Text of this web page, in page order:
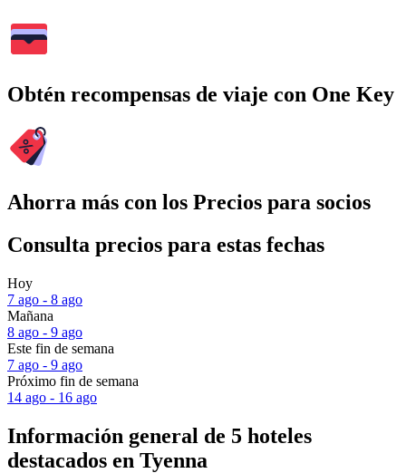
Obtén recompensas de viaje con One Key
Ahorra más con los Precios para socios
Consulta precios para estas fechas
Hoy
7 ago - 8 ago
Mañana
8 ago - 9 ago
Este fin de semana
7 ago - 9 ago
Próximo fin de semana
14 ago - 16 ago
Información general de 5 hoteles
destacados en Tyenna